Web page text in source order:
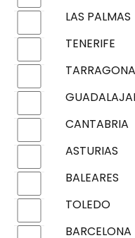
LAS PALMAS
TENERIFE
TARRAGONA
CANTABRIA
ASTURIAS
BALEARES
TOLEDO
BARCELONA